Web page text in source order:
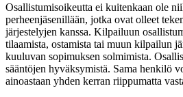
Osallistumisoikeutta ei kuitenkaan ole
perheenjäsenillään, jotka ovat olleet
järjestelyjen kanssa. Kilpailuun
tilaamista, ostamista tai muun kilpailun
kuuluvan sopimuksen solmimista.
sääntöjen hyväksymistä. Sama henkilö
ainoastaan yhden kerran riippumatta